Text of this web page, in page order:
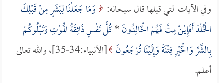
وفي الآيات التي قبلها قال سبحانه:
وَمَا جَعَلْنَا لِبَشَرٍ مِنْ قَبْلِكَ
الْخُلْدَ أَفَإِيْنْ مِتَّ فَهُمْ الْخَالِدُونَ*كُلُّ نَفْسٍ ذَائِقَةُ الْمَوْتِ وَنَبْلُوكُمْ
بِالشَّرِّ وَالْخَيْرِ فِتْنَةً وَإِلَيْنَا تُرْجَعُونَ
[الأنبياء:34-35]، والله تعالى
أعلم.